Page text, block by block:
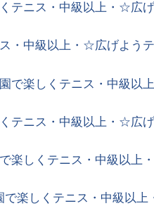
テニス・中級以上・☆広
・中級以上・☆広げよう
で楽しくテニス・中級以
テニス・中級以上・☆広
楽しくテニス・中級以上
楽しくテニス・中級以上